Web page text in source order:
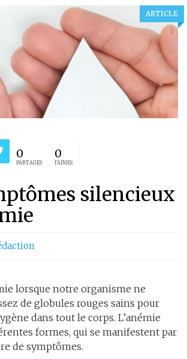
ARTICLE
0
PARTAGES
0
J'AIMES
silencieux
lorsque notre organisme ne
de globules rouges sains pour
dans tout le corps. L’anémie
formes, qui se manifestent par
de symptômes.